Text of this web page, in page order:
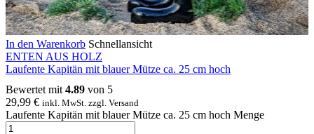
In den Warenkorb Schnellansicht
ENTEN AUS HOLZ
Laufente Kapitän mit blauer Mütze ca. 25 cm hoch
Bewertet mit 4.89 von 5
29,99 € inkl. MwSt. zzgl. Versand
Laufente Kapitän mit blauer Mütze ca. 25 cm hoch Menge